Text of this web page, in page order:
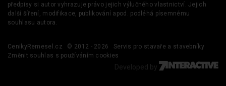
předpisy si autor vyhrazuje právo jejich výlučného vlastnictví. Jejich
další šíření, modifikace, publikování apod. podléhá písemnému
souhlasu autora.
CenikyRemesel.cz © 2012 - 2026
Servis pro stavaře a stavebníky
Změnit souhlas s používáním cookies
Developed by